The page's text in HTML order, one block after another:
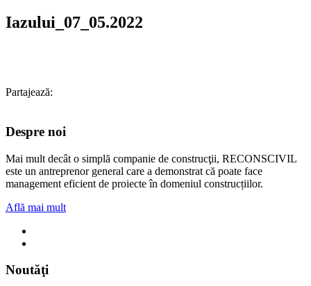
Iazului_07_05.2022
Partajează:
Despre noi
Mai mult decât o simplă companie de construcţii, RECONSCIVIL
este un antreprenor general care a demonstrat că poate face
management eficient de proiecte în domeniul construcțiilor.
Află mai mult
Noutăţi